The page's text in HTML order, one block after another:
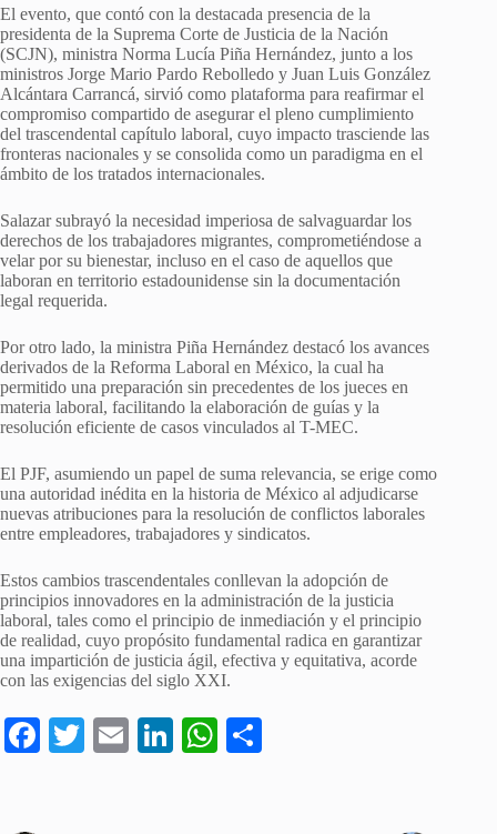
El evento, que contó con la destacada presencia de la
presidenta de la Suprema Corte de Justicia de la Nación
(SCJN), ministra Norma Lucía Piña Hernández, junto a los
ministros Jorge Mario Pardo Rebolledo y Juan Luis González
Alcántara Carrancá, sirvió como plataforma para reafirmar el
compromiso compartido de asegurar el pleno cumplimiento
del trascendental capítulo laboral, cuyo impacto trasciende las
fronteras nacionales y se consolida como un paradigma en el
ámbito de los tratados internacionales.
Salazar subrayó la necesidad imperiosa de salvaguardar los
derechos de los trabajadores migrantes, comprometiéndose a
velar por su bienestar, incluso en el caso de aquellos que
laboran en territorio estadounidense sin la documentación
legal requerida.
Por otro lado, la ministra Piña Hernández destacó los avances
derivados de la Reforma Laboral en México, la cual ha
permitido una preparación sin precedentes de los jueces en
materia laboral, facilitando la elaboración de guías y la
resolución eficiente de casos vinculados al T-MEC.
El PJF, asumiendo un papel de suma relevancia, se erige como
una autoridad inédita en la historia de México al adjudicarse
nuevas atribuciones para la resolución de conflictos laborales
entre empleadores, trabajadores y sindicatos.
Estos cambios trascendentales conllevan la adopción de
principios innovadores en la administración de la justicia
laboral, tales como el principio de inmediación y el principio
de realidad, cuyo propósito fundamental radica en garantizar
una impartición de justicia ágil, efectiva y equitativa, acorde
con las exigencias del siglo XXI.
Fa T
E
Li
W